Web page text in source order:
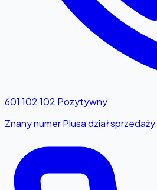
601 102 102 Pozytywny
Znany numer Plusa dział sprzedaży.